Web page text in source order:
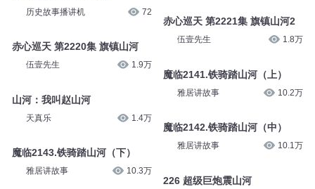
历史故事播讲机 72
赤心巡天 第2220集 旗镇山河
伍壹先生 1.9万
山河：我叫赵山河
天真乐 1.4万
魔临2143.铁骑踏山河（下）
雅居讲故事 10.3万
赤心巡天 第2221集 旗镇山河2
伍壹先生 1.8万
魔临2141.铁骑踏山河（上）
雅居讲故事 10.2万
魔临2142.铁骑踏山河（中）
雅居讲故事 10.1万
226 超级巨炮震山河